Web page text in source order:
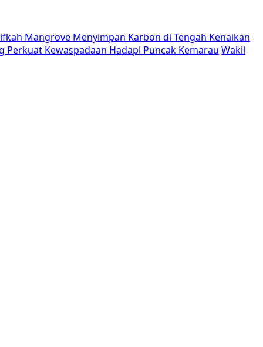
Mangrove Menyimpan Karbon di Tengah Kenaikan
Perkuat Kewaspadaan Hadapi Puncak Kemarau Wakil